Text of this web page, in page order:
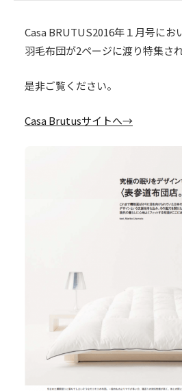
Casa BRUTUS2016年１月号にお
羽毛布団が2ページに渡り特集さ
是非ご覧ください。
Casa Brutusサイトへ→